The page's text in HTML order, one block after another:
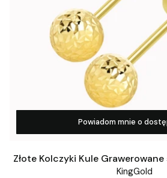
Powiadom mnie o
Złote Kolczyki Kule
KingGold